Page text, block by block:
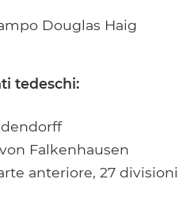
Douglas Haig
tedeschi:
Falkenhausen
anteriore, 27 divisioni